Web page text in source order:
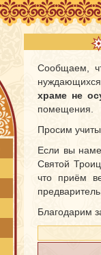
Сообщаем,
храме не
помещения.
Просим
Если вы
Святой
что приём
Благодарим